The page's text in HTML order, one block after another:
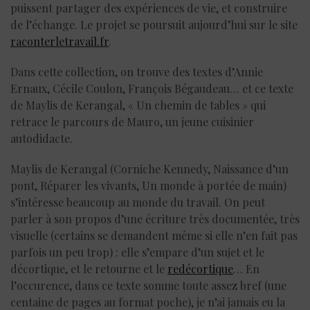
puissent partager des expériences de vie, et construire
de l’échange. Le projet se poursuit aujourd’hui sur le site
raconterletravail.fr.
Dans cette collection, on trouve des textes d’Annie
Ernaux, Cécile Coulon, François Bégaudeau… et ce texte
de Maylis de Kerangal, « Un chemin de tables » qui
retrace le parcours de Mauro, un jeune cuisinier
autodidacte.
Maylis de Kerangal (Corniche Kennedy, Naissance d’un
pont, Réparer les vivants, Un monde à portée de main)
s’intéresse beaucoup au monde du travail. On peut
parler à son propos d’une écriture très documentée, très
visuelle (certains se demandent même si elle n’en fait pas
parfois un peu trop) : elle s’empare d’un sujet et le
décortique, et le retourne et le redécortique… En
l’occurence, dans ce texte somme toute assez bref (une
centaine de pages au format poche), je n’ai jamais eu la